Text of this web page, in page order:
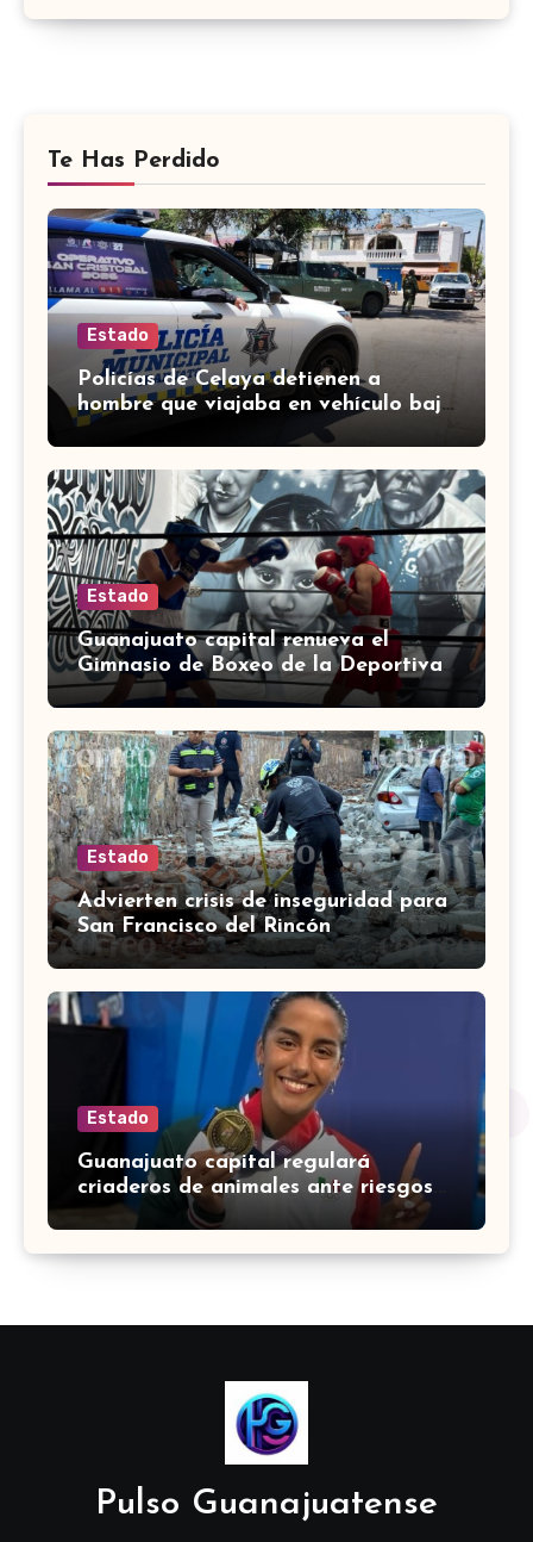
Te Has Perdido
Estado
Policías de Celaya detienen a
hombre que viajaba en vehículo bajo
investigación
Estado
Guanajuato capital renueva el
Gimnasio de Boxeo de la Deportiva
Torres Landa
Estado
Advierten crisis de inseguridad para
San Francisco del Rincón
Estado
Guanajuato capital regulará
criaderos de animales ante riesgos
para la salud pública
Pulso Guanajuatense